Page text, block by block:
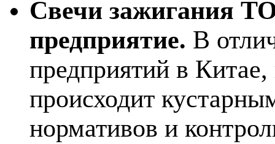
Свечи зажигания
предприятие. В
предприятий в Китае,
происходит
нормативов и